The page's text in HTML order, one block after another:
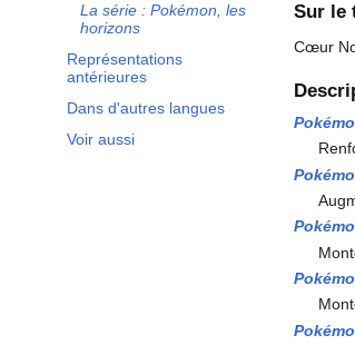
La série : Pokémon, les
horizons
Représentations
antérieures
Dans d'autres langues
Voir aussi
Sur le
Cœur